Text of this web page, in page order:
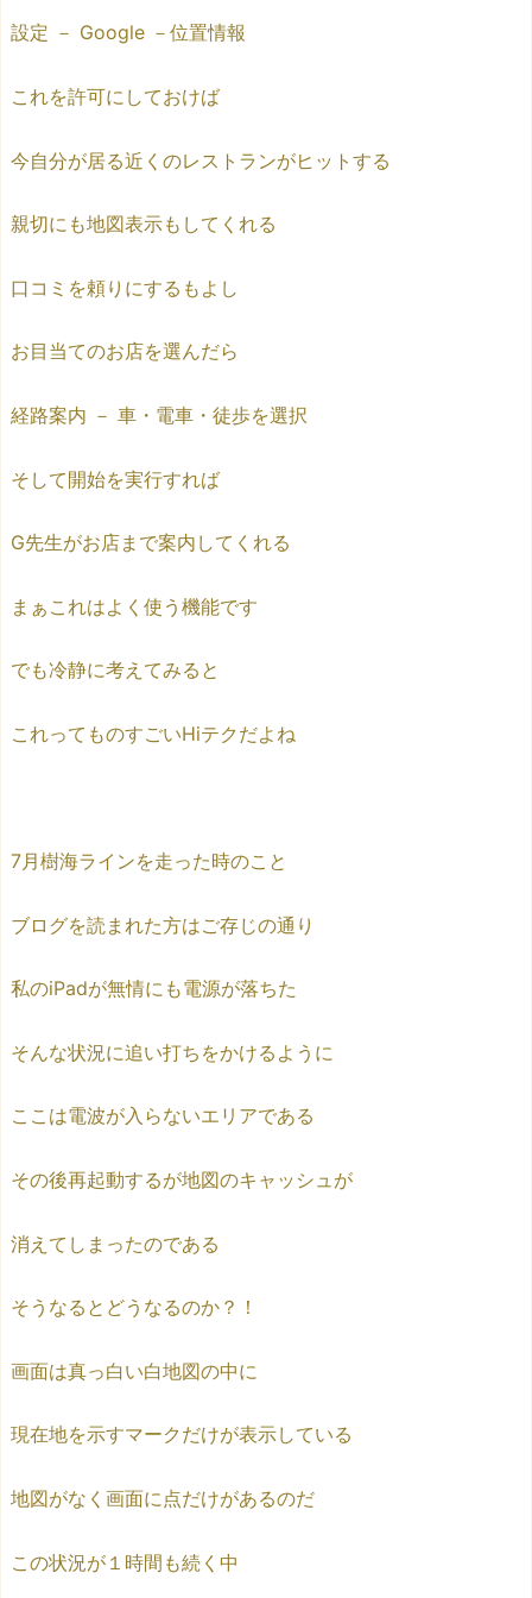
設定 － Google －位置情報
これを許可にしておけば
今自分が居る近くのレストランがヒットする
親切にも地図表示もしてくれる
口コミを頼りにするもよし
お目当てのお店を選んだら
経路案内 － 車・電車・徒歩を選択
そして開始を実行すれば
G先生がお店まで案内してくれる
まぁこれはよく使う機能です
でも冷静に考えてみると
これってものすごいHiテクだよね
7月樹海ラインを走った時のこと
ブログを読まれた方はご存じの通り
私のiPadが無情にも電源が落ちた
そんな状況に追い打ちをかけるように
ここは電波が入らないエリアである
その後再起動するが地図のキャッシュが
消えてしまったのである
そうなるとどうなるのか？！
画面は真っ白い白地図の中に
現在地を示すマークだけが表示している
地図がなく画面に点だけがあるのだ
この状況が１時間も続く中